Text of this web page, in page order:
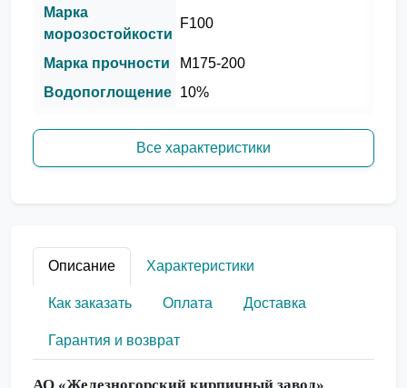
Марка
морозостойкости
F100
Марка прочности
М175-200
Водопоглощение 10%
Все характеристики
Описание Характеристики
Как заказать Оплата Доставка
Гарантия и возврат